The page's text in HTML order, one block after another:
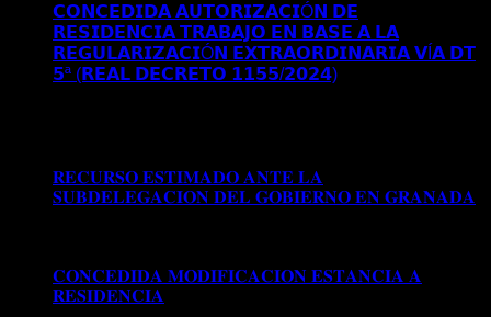
𝗖𝗢𝗡𝗖𝗘𝗗𝗜𝗗𝗔 𝗔𝗨𝗧𝗢𝗥𝗜𝗭𝗔𝗖𝗜Ó𝗡 𝗗𝗘
𝗥𝗘𝗦𝗜𝗗𝗘𝗡𝗖𝗜𝗔 𝗧𝗥𝗔𝗕𝗔𝗝𝗢 𝗘𝗡 𝗕𝗔𝗦𝗘 𝗔 𝗟𝗔
𝗥𝗘𝗚𝗨𝗟𝗔𝗥𝗜𝗭𝗔𝗖𝗜Ó𝗡 𝗘𝗫𝗧𝗥𝗔𝗢𝗥𝗗𝗜𝗡𝗔𝗥𝗜𝗔 𝗩Í𝗔 𝗗𝗧
𝟱ª (𝗥𝗘𝗔𝗟 𝗗𝗘𝗖𝗥𝗘𝗧𝗢 𝟭𝟭𝟱𝟱/𝟮𝟬𝟮𝟰)
𝐑𝐄𝐂𝐔𝐑𝐒𝐎 𝐄𝐒𝐓𝐈𝐌𝐀𝐃𝐎 𝐀𝐍𝐓𝐄 𝐋𝐀
𝐒𝐔𝐁𝐃𝐄𝐋𝐄𝐆𝐀𝐂𝐈𝐎𝐍 𝐃𝐄𝐋 𝐆𝐎𝐁𝐈𝐄𝐑𝐍𝐎 𝐄𝐍 𝐆𝐑𝐀𝐍𝐀𝐃𝐀
𝐂𝐎𝐍𝐂𝐄𝐃𝐈𝐃𝐀 𝐌𝐎𝐃𝐈𝐅𝐈𝐂𝐀𝐂𝐈𝐎𝐍 𝐄𝐒𝐓𝐀𝐍𝐂𝐈𝐀 𝐀
𝐑𝐄𝐒𝐈𝐃𝐄𝐍𝐂𝐈𝐀